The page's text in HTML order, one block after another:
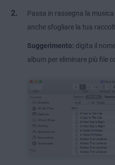
Passa in rassegna la
anche sfogliare la tua
Suggerimento: digita il
album per eliminare più file